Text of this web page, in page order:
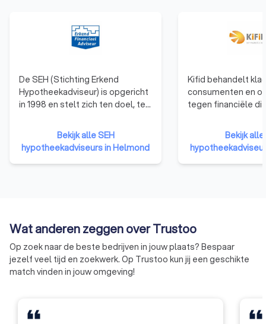
De SEH (Stichting Erkend
Hypotheekadviseur) is opgericht
in 1998 en stelt zich ten doel, ten
aan de consument, de
voorwaarden voor de financieel
adviseur te scheppen om zijn
vakbekwaamheid op een hoger
Bekijk alle SEH
hypotheekadviseurs in Helmond
Kifid behandelt
consumenten en
tegen financiële
klachteninstituut.
adviseurs en
aangesloten bij
rechter.
Bekijk
Wat anderen zeggen over Trustoo
Op zoek naar de beste bedrijven in jouw plaats? Bespaar
jezelf veel tijd en zoekwerk. Op Trustoo kun jij een geschikte
match vinden in jouw omgeving!